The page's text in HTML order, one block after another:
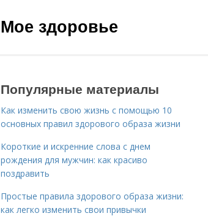
Мое здоровье
Популярные материалы
Как изменить свою жизнь с помощью 10
основных правил здорового образа жизни
Короткие и искренние слова с днем
рождения для мужчин: как красиво
поздравить
Простые правила здорового образа жизни:
как легко изменить свои привычки